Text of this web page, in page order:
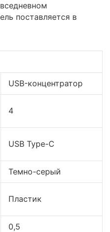
поставляется в
USB-концентратор
4
USB Type-C
Темно-серый
Пластик
0,5